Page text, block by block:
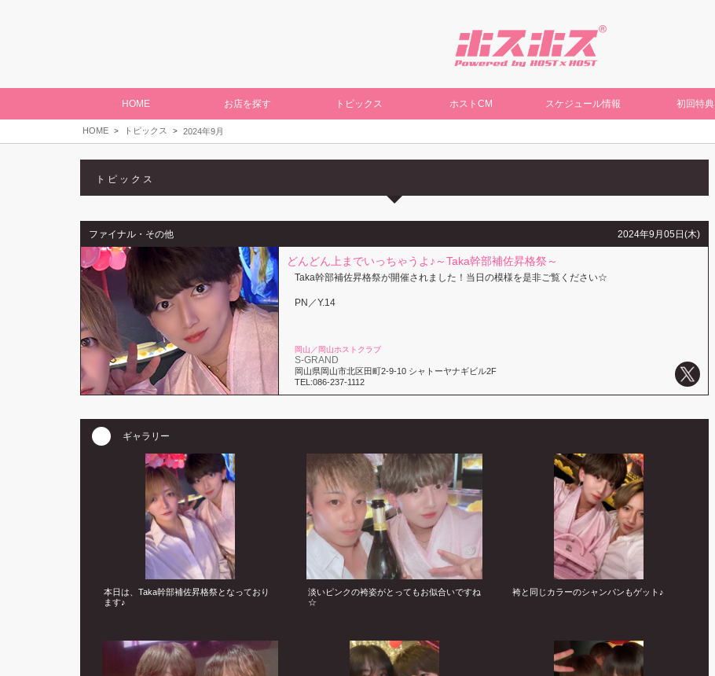
HOME お店を探す トピックス ホストCM スケジュール情報 初回特典
HOME トピックス 2024年9月
トピックス
ファイナル・その他 2024年9月05日(木)
どんどん上までいっちゃうよ♪～Taka幹部補佐昇格祭～
Taka幹部補佐昇格祭が開催されました！当日の模様を是非ご覧ください☆
PN／Y.14
岡山／岡山ホストクラブ
S-GRAND
岡山県岡山市北区田町2-9-10 シャトーヤナギビル2F
TEL:086-237-1112
ギャラリー
本日は、Taka幹部補佐昇格祭となっており
ます♪
淡いピンクの袴姿がとってもお似合いですね
☆
袴と同じカラーのシャンパンもゲット♪